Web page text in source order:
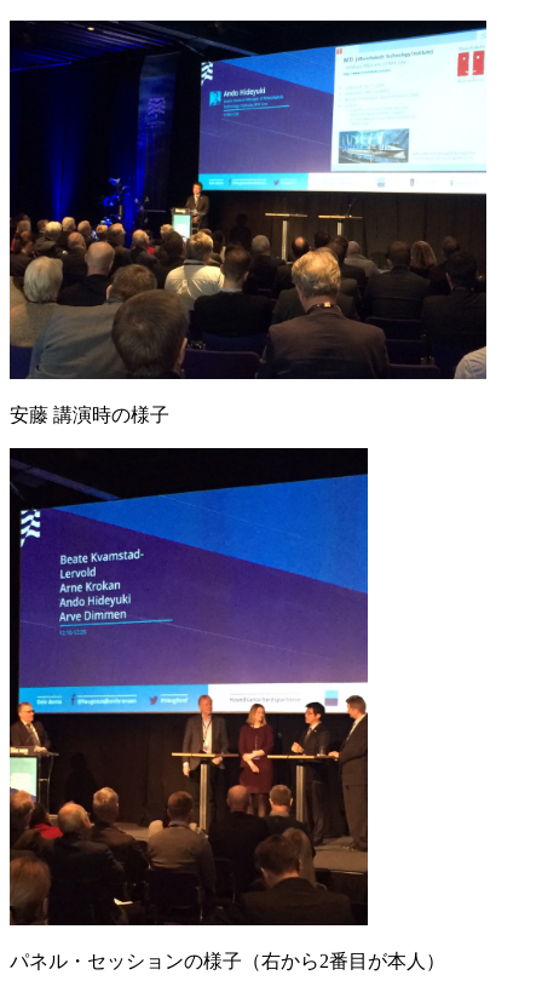
安藤 講演時の様子
パネル・セッションの様子（右から2番目が本人）